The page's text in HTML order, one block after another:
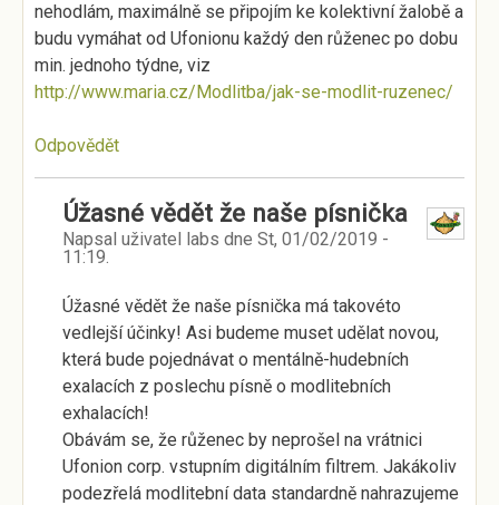
nehodlám, maximálně se připojím ke kolektivní žalobě a
budu vymáhat od Ufonionu každý den růženec po dobu
min. jednoho týdne, viz
http://www.maria.cz/Modlitba/jak-se-modlit-ruzenec/
Odpovědět
Úžasné vědět že naše písnička
Napsal uživatel labs dne St, 01/02/2019 -
11:19.
Úžasné vědět že naše písnička má takovéto
vedlejší účinky! Asi budeme muset udělat novou,
která bude pojednávat o mentálně-hudebních
exalacích z poslechu písně o modlitebních
exhalacích!
Obávám se, že růženec by neprošel na vrátnici
Ufonion corp. vstupním digitálním filtrem. Jakákoliv
podezřelá modlitební data standardně nahrazujeme